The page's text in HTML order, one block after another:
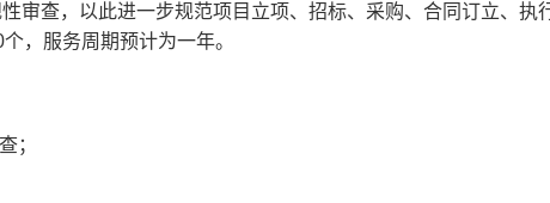
查，以此进一步规范项目立项、招标、采购、合同订立、执
，服务周期预计为一年。
；